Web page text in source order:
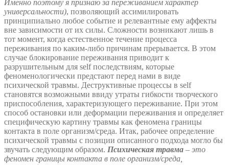
Именно поэтому я признаю за переживанием характер
универсальности), позволяющий ассимилировать
принципиально любое событие и релевантные ему аффекты
вне зависимости от их силы. Сложности возникают лишь в
тот момент, когда естественное течение процесса
переживания по каким-либо причинам прерывается. В этом
случае блокирование переживания приводит к
разрушительным для self последствиям, которые
феноменологически предстают перед нами в виде
психической травмы. Деструктивные процессы в self
становятся возможными ввиду утраты гибкости творческого
приспособления, характеризующего переживание. При этом
способ остановки или деформации переживания и определяет
специфическую картину травмы как феномена границы
контакта в поле организм/среда. Итак, рабочее определение
психической травмы с позиции описанного подхода могло бы
звучать следующим образом. Психическая травма – это
феномен границы контакта в поле организм/среда,